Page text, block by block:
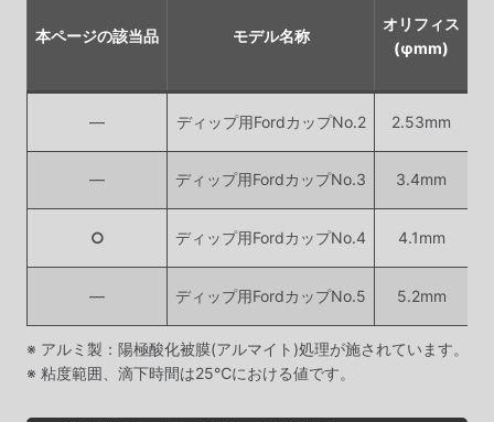
本ページの該当品 モデル名称
オリフィス
(φmm)
― ディップ用FordカップNo.2 2.53mm
― ディップ用FordカップNo.3 3.4mm
○ ディップ用FordカップNo.4 4.1mm
― ディップ用FordカップNo.5 5.2mm
※ アルミ製：陽極酸化被膜(アルマイト)処理が施されています。
※ 粘度範囲、滴下時間は25℃における値です。